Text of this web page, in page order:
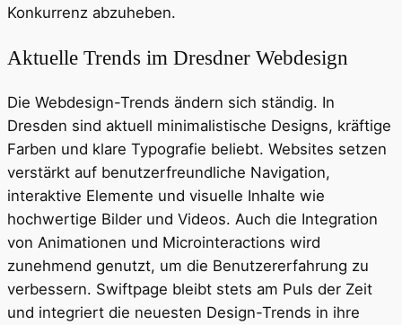
Konkurrenz abzuheben.
Aktuelle Trends im Dresdner Webdesign
Die Webdesign-Trends ändern sich ständig. In
Dresden sind aktuell minimalistische Designs, kräftige
Farben und klare Typografie beliebt. Websites setzen
verstärkt auf benutzerfreundliche Navigation,
interaktive Elemente und visuelle Inhalte wie
hochwertige Bilder und Videos. Auch die Integration
von Animationen und Microinteractions wird
zunehmend genutzt, um die Benutzererfahrung zu
verbessern. Swiftpage bleibt stets am Puls der Zeit
und integriert die neuesten Design-Trends in ihre